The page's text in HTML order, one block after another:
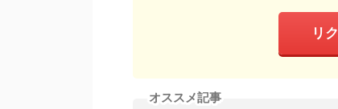
リ
オススメ記事